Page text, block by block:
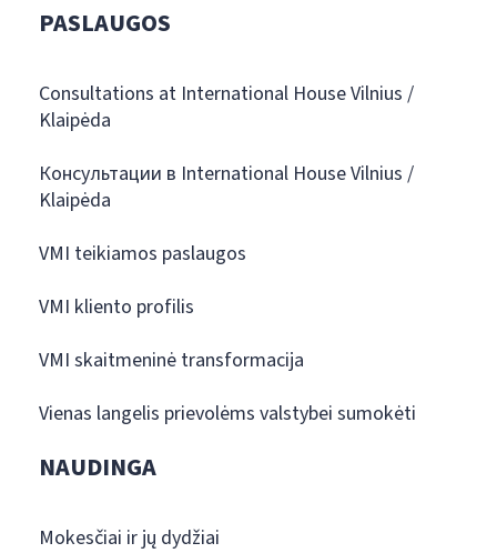
PASLAUGOS
Consultations at International House Vilnius /
Klaipėda
Консультации в International House Vilnius /
Klaipėda
VMI teikiamos paslaugos
VMI kliento profilis
VMI skaitmeninė transformacija
Vienas langelis prievolėms valstybei sumokėti
NAUDINGA
Mokesčiai ir jų dydžiai